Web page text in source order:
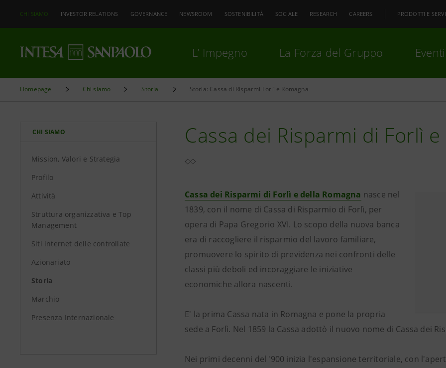
CHI SIAMO INVESTOR RELATIONS GOVERNANCE NEWSROOM SOSTENIBILITÀ SOCIALE RESEARCH CAREERS PRODOTTI E
L’ Impegno La Forza del Gruppo
Homepage Chi siamo Storia Storia: Cassa di Risparmi Forlì e Romagna
CHI SIAMO
Mission, Valori e Strategia
Profilo
Attività
Struttura organizzativa e Top
Management
Siti internet delle controllate
Azionariato
Storia
Marchio
Presenza Internazionale
Cassa dei Risparmi di Forlì
Cassa dei Risparmi di Forlì e della Romagna nasce nel
1839, con il nome di Cassa di Risparmio di Forlì, per
opera di Papa Gregorio XVI. Lo scopo della nuova banca
era di raccogliere il risparmio del lavoro familiare,
promuovere lo spirito di previdenza nei confronti delle
classi più deboli ed incoraggiare le iniziative
economiche allora nascenti.
E' la prima Cassa nata in Romagna e pone la propria
sede a Forlì. Nel 1859 la Cassa adottò il nuovo nome di Cassa dei
Nei primi decenni del '900 inizia l'espansione territoriale, con